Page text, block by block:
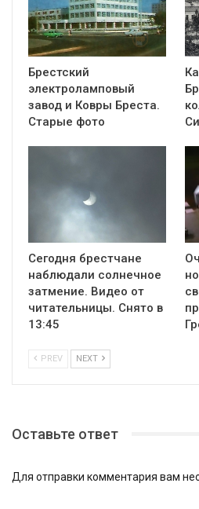
Брестский
электроламповый
завод и Ковры Бреста.
Старые фото
Сегодня брестчане
наблюдали солнечное
затмение. Видео от
читательницы. Снято в
13:45
PREV NEXT
Оставьте ответ
Для отправки комментария вам